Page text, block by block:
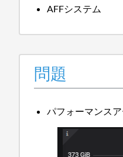
AFFシステム
問題
パフォーマンス